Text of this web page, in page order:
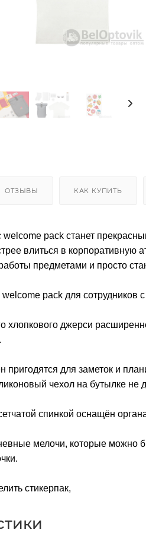
ОТЗЫВЫ КАК КУПИТЬ
welcome pack станет
влиться в корпоративную
предметами и просто
pack для сотрудников
хлопкового джерси
пригодятся для заметок и
чехол на бутылке не
спинкой оснащён
мелочи, которые можно
стикерпак,